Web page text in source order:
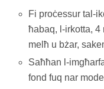
Fi proċessur tal-
ħabaq, l-irkotta, 4
melħ u bżar,
Saħħan l-
fond fuq nar